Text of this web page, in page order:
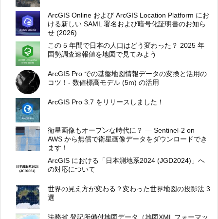
ArcGIS Online および ArcGIS Location Platform にお
ける新しい SAML 署名および暗号化証明書のお知ら
せ (2026)
この 5 年間で日本の人口はどう変わった？ 2025 年
国勢調査速報値を地図で見てみよう
ArcGIS Pro での基盤地図情報データの変換と活用の
コツ！- 数値標高モデル (5m) の活用
ArcGIS Pro 3.7 をリリースしました！
衛星画像もオープンな時代に？ ― Sentinel-2 on
AWS から無償で衛星画像データをダウンロードでき
ます！
ArcGIS における「日本測地系2024 (JGD2024)」へ
の対応について
世界の見え方が変わる？変わった世界地図の投影法 3
選
法務省 登記所備付地図データ（地図XML フォーマッ